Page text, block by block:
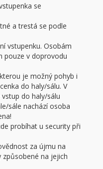
se
a trestá se podle
vstupenku. Osobám
pouze v doprovodu
je možný pohyb i
do haly/sálu. V
do haly/sálu
sále nachází osoba
probíhat u security při
za újmu na
způsobené na jejich